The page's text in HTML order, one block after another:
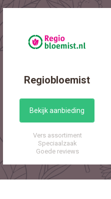
Regiobloemist
Bekijk aanbieding
Vers assortiment
Speciaalzaak
Goede reviews